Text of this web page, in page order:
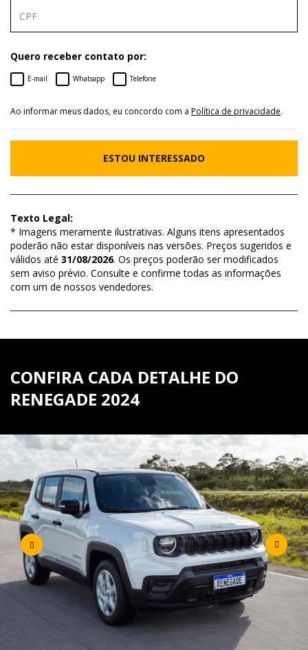
Quero receber contato por:
E-mail Whatsapp Telefone
Ao informar meus dados, eu concordo com a Política de privacidade.
ESTOU INTERESSADO
Texto Legal:
* Imagens meramente ilustrativas. Alguns itens apresentados
poderão não estar disponíveis nas versões. Preços sugeridos e
válidos até 31/08/2026. Os preços poderão ser modificados
sem aviso prévio. Consulte e confirme todas as informações
com um de nossos vendedores.
CONFIRA CADA DETALHE DO
RENEGADE 2024